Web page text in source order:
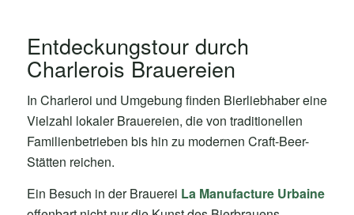
Entdeckungstour durch
Charlerois Brauereien
In Charleroi und Umgebung finden Bierliebhaber eine
Vielzahl lokaler Brauereien, die von traditionellen
Familienbetrieben bis hin zu modernen Craft-Beer-
Stätten reichen.
Ein Besuch in der Brauerei La Manufacture Urbaine